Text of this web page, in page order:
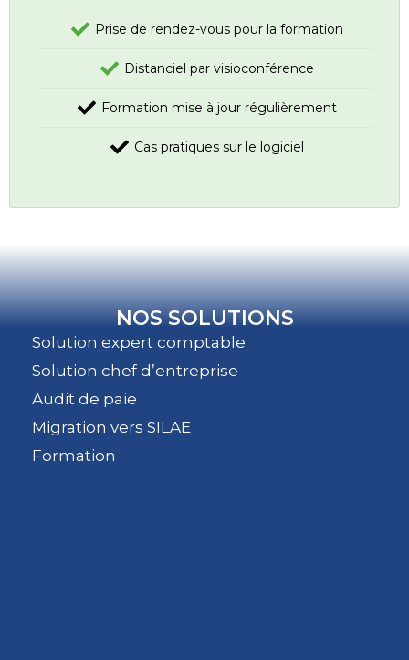
Prise de rendez-vous pour la formation
Distanciel par visioconférence
Formation mise à jour régulièrement
Cas pratiques sur le logiciel
NOS SOLUTIONS
Solution expert comptable
Solution chef d’entreprise
Audit de paie
Migration vers SILAE
Formation